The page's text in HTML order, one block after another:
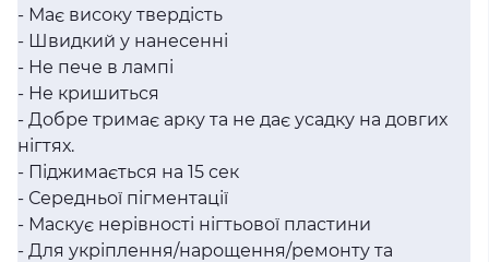
- Має високу твердість
- Швидкий у нанесенні
- Не пече в лампі
- Не кришиться
- Добре тримає арку та не дає усадку на довгих
нігтях.
- Піджимається на 15 сек
- Середньої пігментації
- Маскує нерівності нігтьової пластини
- Для укріплення/нарощення/ремонту та